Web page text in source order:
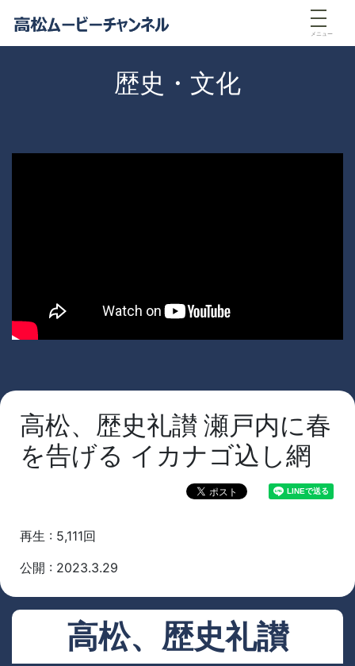
メニュー
歴史・文化
高松、歴史礼讃 瀬戸内に春
を告げる イカナゴ込し網
再生 : 5,111回
公開 : 2023.3.29
高松、歴史礼讃